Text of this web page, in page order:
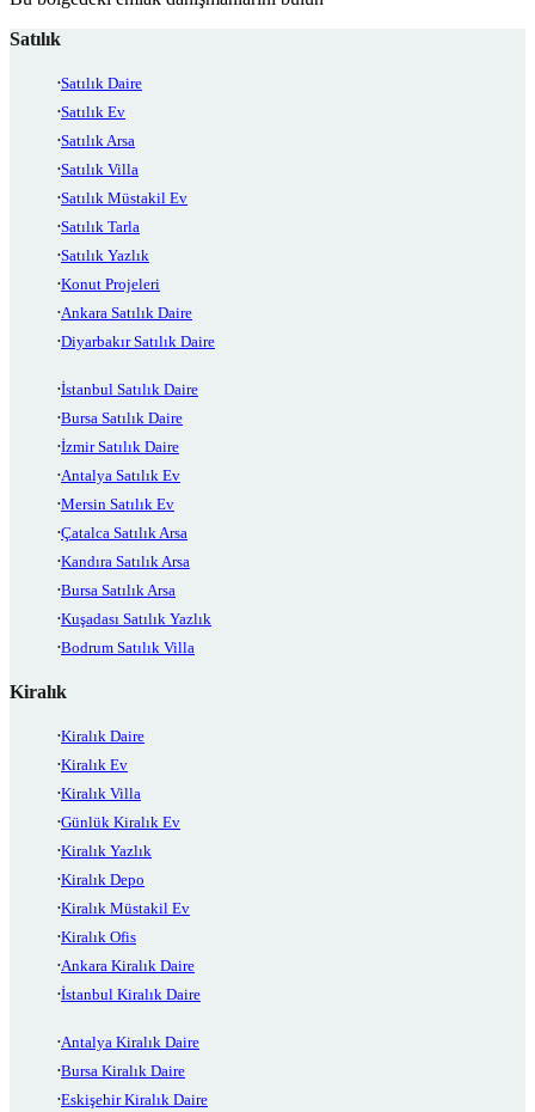
Satılık
Satılık Daire
Satılık Ev
Satılık Arsa
Satılık Villa
Satılık Müstakil Ev
Satılık Tarla
Satılık Yazlık
Konut Projeleri
Ankara Satılık Daire
Diyarbakır Satılık Daire
İstanbul Satılık Daire
Bursa Satılık Daire
İzmir Satılık Daire
Antalya Satılık Ev
Mersin Satılık Ev
Çatalca Satılık Arsa
Kandıra Satılık Arsa
Bursa Satılık Arsa
Kuşadası Satılık Yazlık
Bodrum Satılık Villa
Kiralık
Kiralık Daire
Kiralık Ev
Kiralık Villa
Günlük Kiralık Ev
Kiralık Yazlık
Kiralık Depo
Kiralık Müstakil Ev
Kiralık Ofis
Ankara Kiralık Daire
İstanbul Kiralık Daire
Antalya Kiralık Daire
Bursa Kiralık Daire
Eskişehir Kiralık Daire